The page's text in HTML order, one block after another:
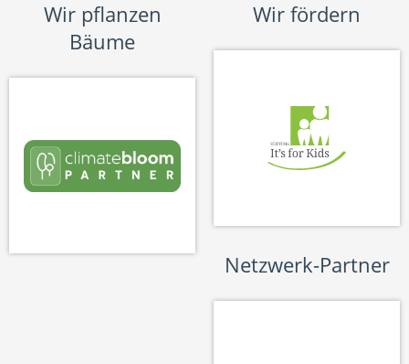
Wir pflanzen
Bäume
Wir fördern
Netzwerk-Partner